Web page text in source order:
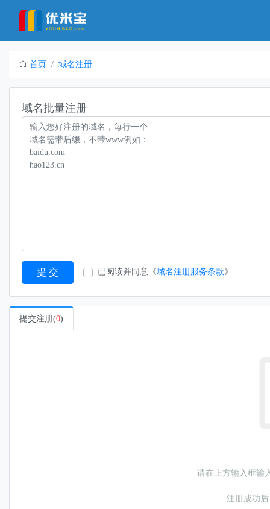
首页 域名注册
域名批量注册
提 交 已阅读并同意《域名注册服务条款》
提交注册(0)
请在上方输入框输
注册成功